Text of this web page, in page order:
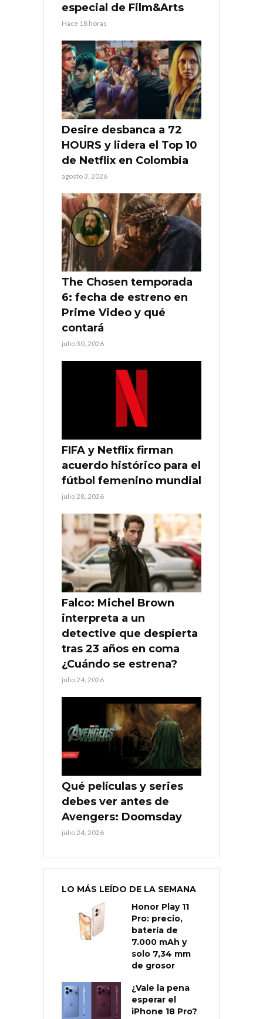
especial de Film&Arts
Hace 18 horas
Desire desbanca a 72
HOURS y lidera el Top 10
de Netflix en Colombia
agosto 3, 2026
The Chosen temporada
6: fecha de estreno en
Prime Video y qué
contará
julio 30, 2026
FIFA y Netflix firman
acuerdo histórico para el
fútbol femenino mundial
julio 28, 2026
Falco: Michel Brown
interpreta a un
detective que despierta
tras 23 años en coma
¿Cuándo se estrena?
julio 24, 2026
Qué películas y series
debes ver antes de
Avengers: Doomsday
julio 24, 2026
LO MÁS LEÍDO DE LA SEMANA
Honor Play 11
Pro: precio,
batería de
7.000 mAh y
solo 7,34 mm
de grosor
¿Vale la pena
esperar el
iPhone 18 Pro?